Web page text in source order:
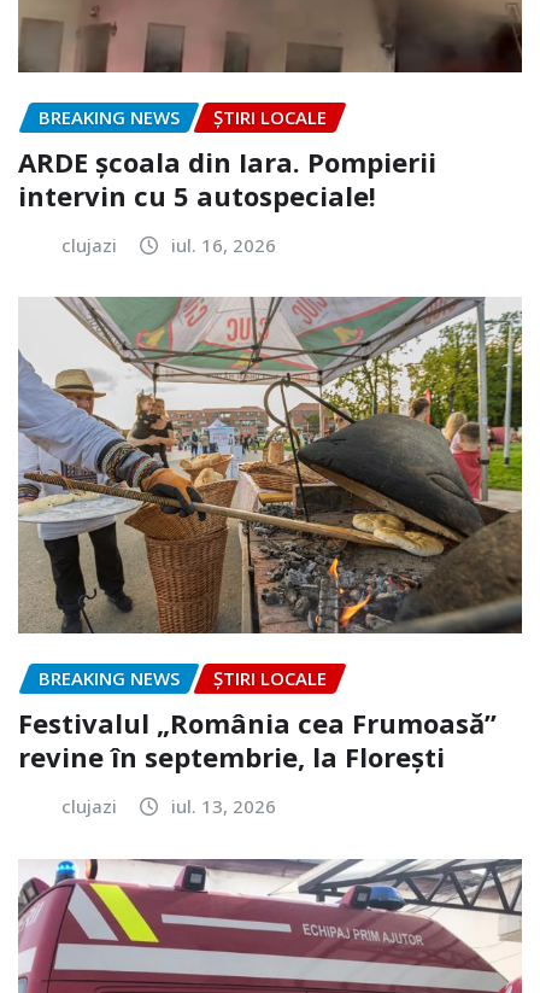
BREAKING NEWS ȘTIRI LOCALE
ARDE școala din Iara. Pompierii
intervin cu 5 autospeciale!
clujazi iul. 16, 2026
BREAKING NEWS ȘTIRI LOCALE
Festivalul „România cea Frumoasă”
revine în septembrie, la Florești
clujazi iul. 13, 2026